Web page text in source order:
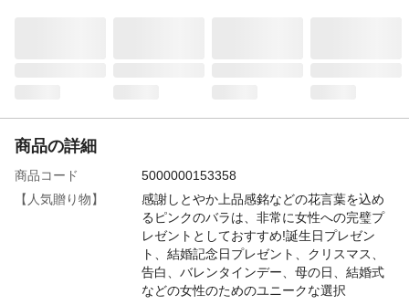
商品の詳細
商品コード
5000000153358
【人気贈り物】
感謝しとやか上品感銘などの花言葉を込め
るピンクのバラは、非常に女性への完璧プ
レゼントとしておすすめ!誕生日プレゼン
ト、結婚記念日プレゼント、クリスマス、
告白、バレンタインデー、母の日、結婚式
などの女性のためのユニークな選択